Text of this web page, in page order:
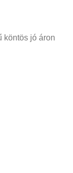
köntös jó áron